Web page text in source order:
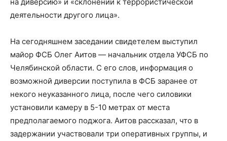
деятельности другого лица».
На сегодняшнем заседании свидетелем выступил
майор ФСБ Олег Аитов — начальник отдела УФСБ по
Челябинской области. С его слов, информация о
возможной диверсии поступила в ФСБ заранее от
некого неуказанного лица, после чего силовики
установили камеру в 5-10 метрах от места
предполагаемого поджога. Аитов рассказал, что в
задержании участвовали три оперативных группы, и